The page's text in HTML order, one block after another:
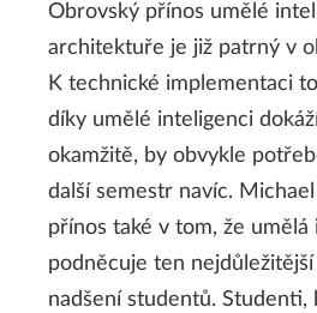
Obrovský přínos umělé
architektuře je již patrný v
K technické implementaci
díky umělé inteligenci
okamžitě, by obvykle
další semestr navíc.
přínos také v tom, že umělá
podněcuje ten
nadšení studentů. Studenti,